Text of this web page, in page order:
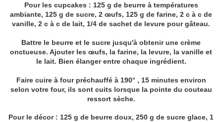
Pour les cupcakes : 125 g de beurre à températures
ambiante, 125 g de sucre, 2 œufs, 125 g de farine, 2 c à c de
vanille, 2 c à c de lait, 1/4 de sachet de levure pour gâteau.
Battre le beurre et le sucre jusqu'à obtenir une crème
onctueuse. Ajouter les œufs, la farine, la levure, la vanille et
le lait. Bien élanger entre chaque ingrédient.
Faire cuire à four préchauffé à 190° , 15 minutes environ
selon votre four, ils sont cuits lorsque la pointe du couteau
ressort sèche.
Pour le décor : 125 g de beurre doux, 250 g de sucre glace, 1